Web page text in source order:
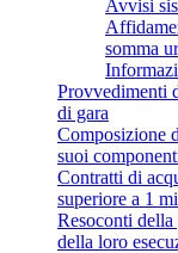
Avvisi
somma
Provvedimenti
di gara
Composizione
suoi
Contratti di
superiore a 1
Resoconti
della loro